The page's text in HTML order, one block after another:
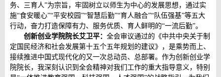
务、三育人”为宗旨，牢固树立以师生为中心的发展思想，通过实
施“食安暖心”“平安校园”“智慧后勤”“育人融合”“队伍强基”等五大
行动，奋力打造保障有力、服务优质、育人鲜明的“一流后勤”。
创新创业学院院长艾卫平： 全会审议通过的《中共中央关于制
定国民经济和社会发展第十五个五年规划的建议》，是乘势而上、
接续推进中国式现代化的又一次总动员、总部署。作为创新创业学
院院长，我深刻认识到全会精神对我们工作的重大指导意义，特别